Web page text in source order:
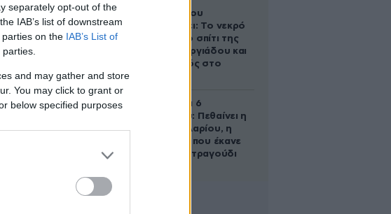
separately opt-out of the
IAB’s list of downstream
on the IAB’s List of
and may gather and store
You may click to grant or
below specified purposes
Τζώρτζογλου
αποκαλύπτει: Το νεκρό
έμβρυο στο σπίτι της
Μαρίας Γεωργιάδου και
ο εγκλεισμός στο
Σαν σήμερα 6
Αυγούστου: Πεθαίνει η
Ρίτα Σακελλαρίου, η
λαϊκή ντίβα που έκανε
τη ζωή της τραγούδι